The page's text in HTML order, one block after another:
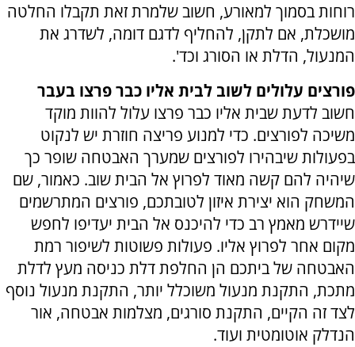
רוחות בסמוך למאורע, חשוב שלמרת זאת תקבלו החלטה
מושכלת, אם לתקן, להחליף לדגם דומה, לשדרג את
המנעול, הדלת או הסורג וכד'.
פורצים עלולים לשוב לבית אליו כבר פרצו בעבר
חשוב לדעת שבית אליו כבר פרצו עלול להוות מוקד
משיכה לפורצים. כדי למנוע פריצה חוזרת יש לנקוט
בפעולות שיבהירו לפורצים שמערך האבטחה שופר כך
שיהיה להם קשה מאוד לפרוץ אל הבית שוב. כאמור, שם
המשחק הוא יצירת איזון לטובתכם, פורצים המתרשמים
שיידרש מאמץ רב כדי להיכנס אל הבית יעדיפו לחפש
מקום אחר לפרוץ אליו. פעולות פשוטות לשיפור רמת
האבטחה של ביתכם הן החלפת דלת כניסה מעץ לדלת
מתכת, התקנת מנעול משוכלל יותר, התקנת מנעול נוסף
לצד זה הקיים, התקנת סורגים, מצלמות אבטחה, אור
הנדלק אוטומטית ועוד.